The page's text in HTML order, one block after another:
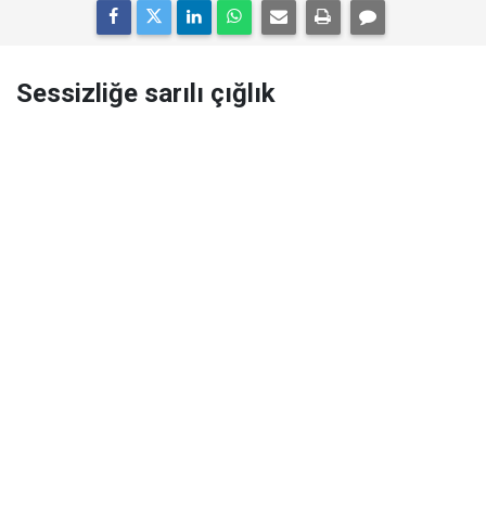
Sessizliğe sarılı çığlık